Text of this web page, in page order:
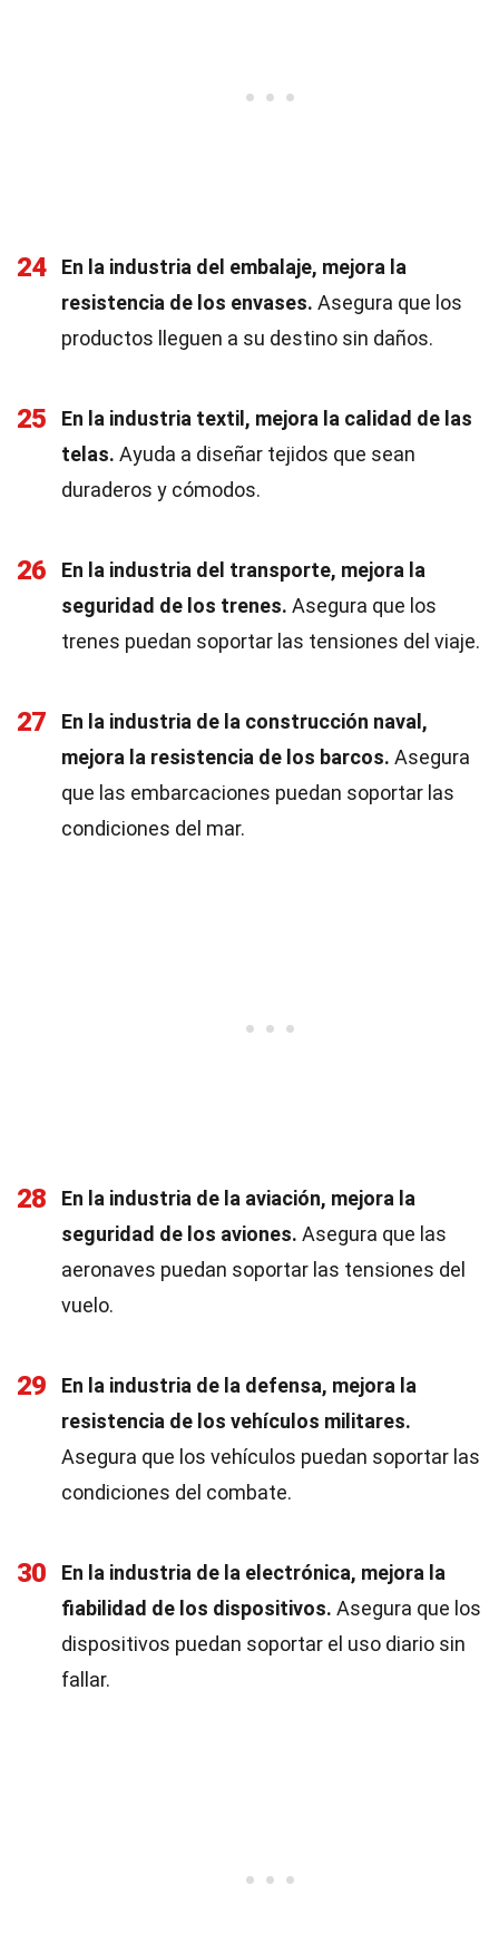
24
En la industria del embalaje, mejora la
resistencia de los envases. Asegura que los
productos lleguen a su destino sin daños.
25
En la industria textil, mejora la calidad de las
telas. Ayuda a diseñar tejidos que sean
duraderos y cómodos.
26
En la industria del transporte, mejora la
seguridad de los trenes. Asegura que los
trenes puedan soportar las tensiones del viaje.
27
En la industria de la construcción naval,
mejora la resistencia de los barcos. Asegura
que las embarcaciones puedan soportar las
condiciones del mar.
28
En la industria de la aviación, mejora la
seguridad de los aviones. Asegura que las
aeronaves puedan soportar las tensiones del
vuelo.
29
En la industria de la defensa, mejora la
resistencia de los vehículos militares.
Asegura que los vehículos puedan soportar las
condiciones del combate.
30
En la industria de la electrónica, mejora la
fiabilidad de los dispositivos. Asegura que los
dispositivos puedan soportar el uso diario sin
fallar.